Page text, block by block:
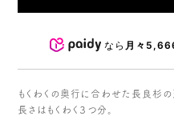
なら 月々
もくわくの奥行に合わせた長良杉の
長さはもくわく３つ分。